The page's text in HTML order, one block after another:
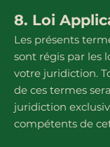
8. Loi
Les présents
sont régis par les
votre juridiction.
de ces termes
juridiction
compétents de